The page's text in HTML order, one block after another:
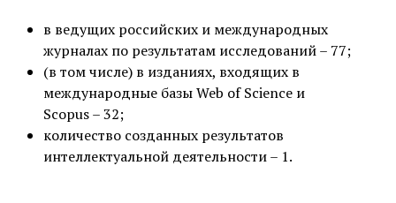
в ведущих российских и международных
журналах по результатам исследований – 77;
(в том числе) в изданиях, входящих в
международные базы Web of Science и
Scopus – 32;
количество созданных результатов
интеллектуальной деятельности – 1.